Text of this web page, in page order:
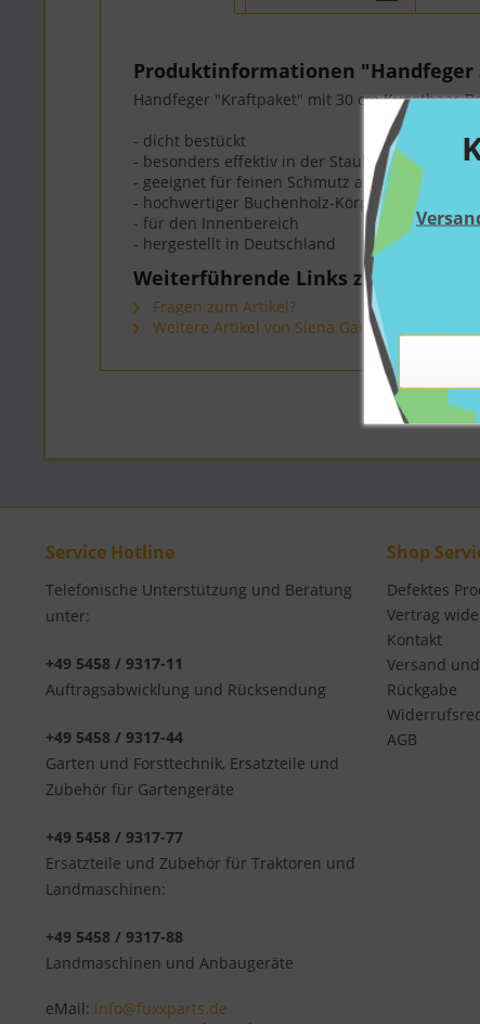
Produktinformationen "Handfeger
Handfeger "Kraftpaket" mit 30 cm Kunsthaar-
- dicht bestückt
- besonders effektiv in der Staubbindung
- geeignet für feinen Schmutz auf glatten Böden
- hochwertiger Buchenholz-Körper
- für den Innenbereich
- hergestellt in Deutschland
Weiterführende Links zu
Fragen zum Artikel?
Weitere Artikel von Siena Garden
Service Hotline
Telefonische Unterstützung und Beratung
unter:
+49 5458 / 9317-11
Auftragsabwicklung und Rücksendung
+49 5458 / 9317-44
Garten und Forsttechnik, Ersatzteile und
Zubehör für Gartengeräte
+49 5458 / 9317-77
Ersatzteile und Zubehör für Traktoren und
Landmaschinen:
+49 5458 / 9317-88
Landmaschinen und Anbaugeräte
eMail: info@fuxxparts.de
Shop
Defektes
Vertrag
Kontakt
Versand
Rückgabe
AGB